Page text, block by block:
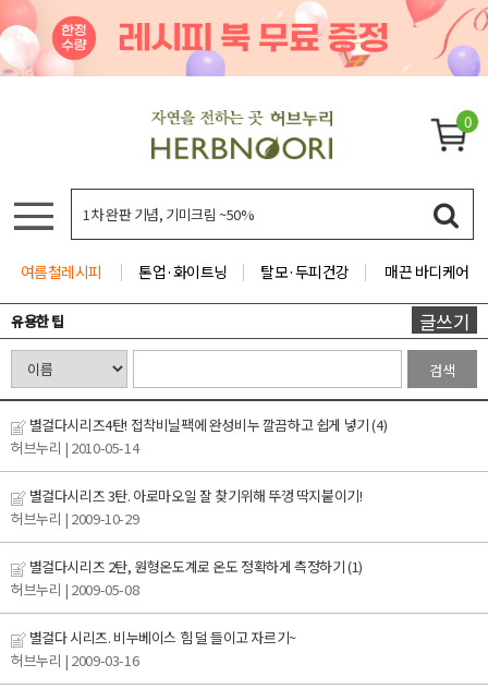
0
여름철레시피 톤업·화이트닝 탈모·두피건강 매끈 바디케어
유용한 팁 글쓰기
검색
별걸다시리즈4탄! 접착비닐팩에 완성비누 깔끔하고 쉽게 넣기(4)
허브누리 | 2010-05-14
별걸다시리즈 3탄. 아로마오일 잘 찾기위해 뚜껑 딱지붙이기!
허브누리 | 2009-10-29
별걸다시리즈 2탄, 원형온도계로 온도 정확하게 측정하기(1)
허브누리 | 2009-05-08
별걸다 시리즈. 비누베이스 힘 덜 들이고 자르기~
허브누리 | 2009-03-16